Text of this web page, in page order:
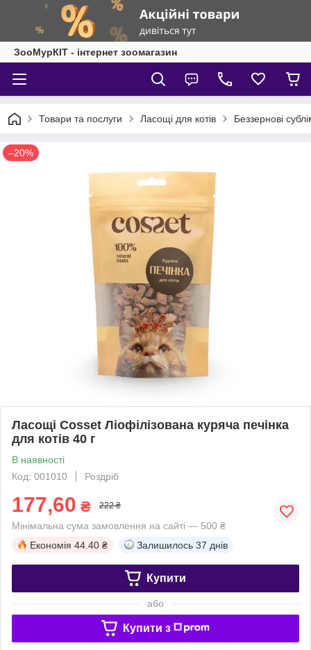
ЗооМурКІТ - інтернет зоомагазин
Товари та послуги Ласощі для котів Беззернові
–20%
Ласощі Cosset Ліофілізована куряча печінка
для котів 40 г
В наявності
Код: 001010
Роздріб
177,60 ₴ 222 ₴
Мінімальна сума замовлення на сайті — 500 ₴
Економія 44.40 ₴ Залишилось 37 днів
Купити
або
Купити з